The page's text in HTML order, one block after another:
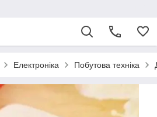
Електроніка Побутова техніка